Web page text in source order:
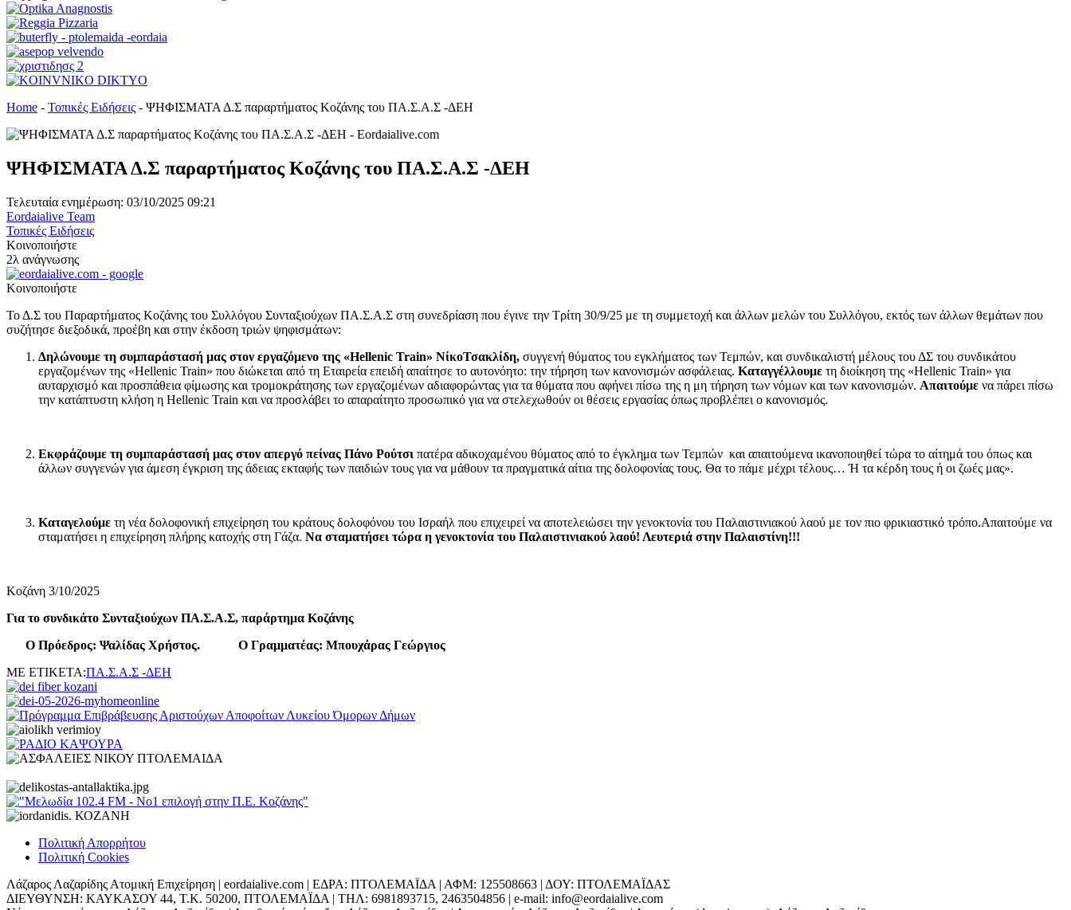
Home - Τοπικές Ειδήσεις - ΨΗΦΙΣΜΑΤΑ Δ.Σ παραρτήματος Κοζάνης του ΠΑ.Σ.Α.Σ -ΔΕΗ
ΨΗΦΙΣΜΑΤΑ Δ.Σ παραρτήματος Κοζάνης του ΠΑ.Σ.Α.Σ -ΔΕΗ
Τελευταία ενημέρωση: 03/10/2025 09:21
Eordaialive Team
Τοπικές Ειδήσεις
Κοινοποιήστε
2λ ανάγνωσης
Κοινοποιήστε
Το Δ.Σ του Παραρτήματος Κοζάνης του Συλλόγου Συνταξιούχων ΠΑ.Σ.Α.Σ στη συνεδρίαση που έγινε την Τρίτη 30/9/25 με τη συμμετοχή και άλλων μελών του Συλλόγου, εκτός των άλλων θεμάτων που
συζήτησε διεξοδικά, προέβη και στην έκδοση τριών ψηφισμάτων:
Δηλώνουμε τη συμπαράστασή μας στον εργαζόμενο της «Hellenic Train» ΝίκοΤσακλίδη, συγγενή θύματος του εγκλήματος των Τεμπών, και συνδικαλιστή μέλους του ΔΣ του συνδικάτου
εργαζομένων της «Hellenic Train» που διώκεται από τη Εταιρεία επειδή απαίτησε το αυτονόητο: την τήρηση των κανονισμών ασφάλειας. Καταγγέλλουμε τη διοίκηση της «Hellenic Train» για
αυταρχισμό και προσπάθεια φίμωσης και τρομοκράτησης των εργαζομένων αδιαφορώντας για τα θύματα που αφήνει πίσω της η μη τήρηση των νόμων και των κανονισμών. Απαιτούμε να πάρει πίσω
την κατάπτυστη κλήση η Hellenic Train και να προσλάβει το απαραίτητο προσωπικό για να στελεχωθούν οι θέσεις εργασίας όπως προβλέπει ο κανονισμός.
Εκφράζουμε τη συμπαράστασή μας στον απεργό πείνας Πάνο Ρούτσι πατέρα αδικοχαμένου θύματος από το έγκλημα των Τεμπών και απαιτούμενα ικανοποιηθεί τώρα το αίτημά του όπως και
άλλων συγγενών για άμεση έγκριση της άδειας εκταφής των παιδιών τους για να μάθουν τα πραγματικά αίτια της δολοφονίας τους. Θα το πάμε μέχρι τέλους… Ή τα κέρδη τους ή οι ζωές μας».
Καταγελούμε τη νέα δολοφονική επιχείρηση του κράτους δολοφόνου του Ισραήλ που επιχειρεί να αποτελειώσει την γενοκτονία του Παλαιστινιακού λαού με τον πιο φρικιαστικό τρόπο.Απαιτούμε να
σταματήσει η επιχείρηση πλήρης κατοχής στη Γάζα. Να σταματήσει τώρα η γενοκτονία του Παλαιστινιακού λαού! Λευτεριά στην Παλαιστίνη!!!
Κοζάνη 3/10/2025
Για το συνδικάτο Συνταξιούχων ΠΑ.Σ.Α.Σ, παράρτημα Κοζάνης
Ο Πρόεδρος: Ψαλίδας Χρήστος. Ο Γραμματέας: Μπουχάρας Γεώργιος
ΜΕ ΕΤΙΚΕΤΑ:ΠΑ.Σ.Α.Σ -ΔΕΗ
Πολιτική Απορρήτου
Πολιτική Cookies
Λάζαρος Λαζαρίδης Ατομική Επιχείρηση | eordaialive.com | ΕΔΡΑ: ΠΤΟΛΕΜΑΪΔΑ | ΑΦΜ: 125508663 | ΔΟΥ: ΠΤΟΛΕΜΑΪΔΑΣ
ΔΙΕΥΘΥΝΣΗ: ΚΑΥΚΑΣΟΥ 44, Τ.Κ. 50200, ΠΤΟΛΕΜΑΪΔΑ | ΤΗΛ: 6981893715, 2463504856 | e-mail: info@eordaialive.com